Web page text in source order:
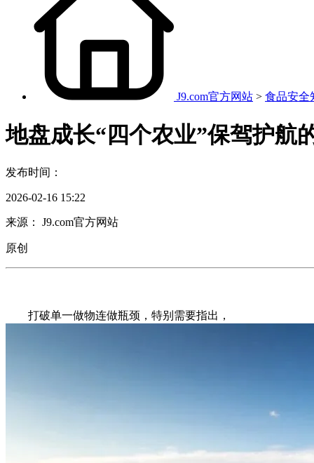
J9.com官方网站 > 食品安全
地盘成长“四个农业”保驾护航
发布时间：
2026-02-16 15:22
来源： J9.com官方网站
原创
打破单一做物连做瓶颈，特别需要指出，